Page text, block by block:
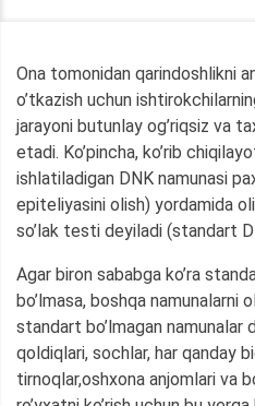
Ona tomonidan qarindoshlikni
o’tkazish uchun
jarayoni butunlay og’riqsiz va
etadi. Ko’pincha, ko’rib
ishlatiladigan DNK namunasi
epiteliyasini olish) yordamida
so’lak testi deyiladi (standart
Agar biron sababga ko’ra
bo’lmasa, boshqa namunalarni
standart bo’lmagan namunalar
qoldiqlari, sochlar, har qanday
tirnoqlar,oshxona anjomlari va